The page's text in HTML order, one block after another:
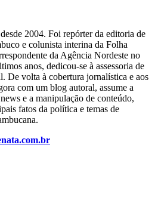
2004. Foi repórter da editoria de
e colunista interina da Folha
da Agência Nordeste no
anos, dedicou-se à assessoria de
De volta à cobertura jornalística e aos
com um blog autoral, assume a
e a manipulação de conteúdo,
fatos da política e temas de